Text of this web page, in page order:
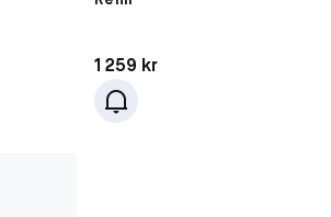
Pris: 1 259 kr
1 259 kr